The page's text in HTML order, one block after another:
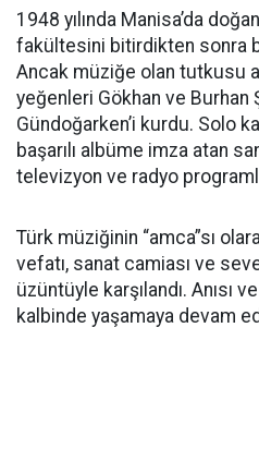
1948 yılında Manisa’da
fakültesini bitirdikten sonra
Ancak müziğe olan tutkusu
yeğenleri Gökhan ve Burhan
Gündoğarken’i kurdu. Solo
başarılı albüme imza atan
televizyon ve radyo
Türk müziğinin “amca”sı
vefatı, sanat camiası ve
üzüntüyle karşılandı. Anısı
kalbinde yaşamaya devam